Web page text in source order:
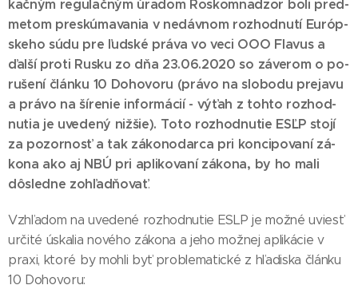
kač­ným re­gu­lač­ným úra­dom Ros­kom­na­dzor bo­li pred­
me­tom pres­kú­ma­va­nia v ne­dáv­nom roz­hod­nu­tí Európ­
ske­ho sú­du pre ľud­ské prá­va vo ve­ci OOO Fla­vus a
ďal­ší pro­ti Rus­ku zo dňa 23.06.2020 so zá­ve­rom o po­
ru­še­ní člán­ku 10 Do­ho­vo­ru (prá­vo na slo­bo­du pre­ja­vu
a prá­vo na ší­re­nie in­for­má­cií - vý­ťah z toh­to roz­hod­
nu­tia je uve­de­ný niž­šie). To­to roz­hod­nu­tie ESĽP sto­jí
za po­zor­nosť a tak zá­ko­no­dar­ca pri kon­ci­po­va­ní zá­
ko­na ako aj NBÚ pri ap­li­ko­va­ní zá­ko­na, by ho ma­li
dôs­led­ne zoh­ľad­ňo­vať.
Vzhľa­dom na uve­de­né roz­hod­nu­tie ESLP je mož­né uviesť
ur­či­té ús­ka­lia no­vé­ho zá­ko­na a je­ho mož­nej ap­li­ká­cie v
praxi, kto­ré by moh­li byť prob­le­ma­tic­ké z hľa­dis­ka člán­ku
10 Do­ho­vo­ru: